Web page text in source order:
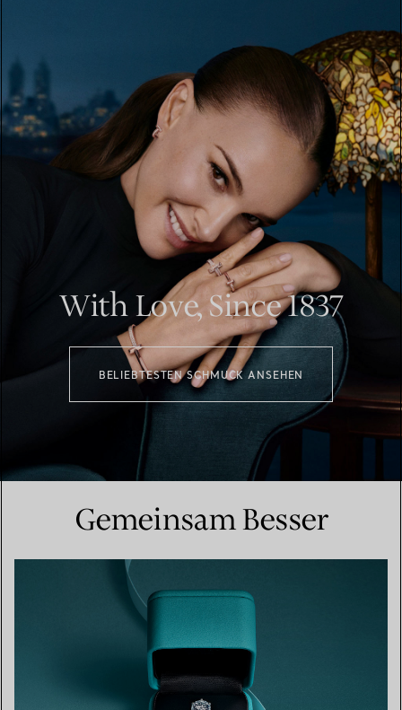
With Love, Since 1837
BELIEBTESTEN SCHMUCK ANSEHEN
Gemeinsam Besser